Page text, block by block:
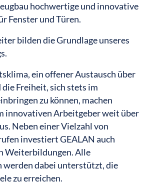
hochwertige und innovative
Fenster und Türen.
bilden die Grundlage unseres
ein offener Austausch über
die Freiheit, sich stets im
zu können, machen
innovativen Arbeitgeber weit über
Neben einer Vielzahl von
investiert GEALAN auch
Weiterbildungen. Alle
dabei unterstützt, die
zu erreichen.